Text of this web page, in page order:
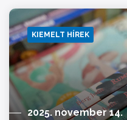
KIEMELT HÍREK
2025. november 14.